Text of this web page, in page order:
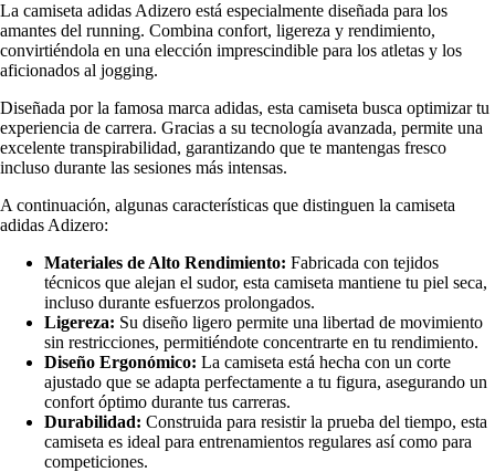
La camiseta adidas Adizero está especialmente diseñada para los
amantes del running. Combina confort, ligereza y rendimiento,
convirtiéndola en una elección imprescindible para los atletas y los
aficionados al jogging.
Diseñada por la famosa marca adidas, esta camiseta busca optimizar tu
experiencia de carrera. Gracias a su tecnología avanzada, permite una
excelente transpirabilidad, garantizando que te mantengas fresco
incluso durante las sesiones más intensas.
A continuación, algunas características que distinguen la camiseta
adidas Adizero:
Materiales de Alto Rendimiento: Fabricada con tejidos
técnicos que alejan el sudor, esta camiseta mantiene tu piel seca,
incluso durante esfuerzos prolongados.
Ligereza: Su diseño ligero permite una libertad de movimiento
sin restricciones, permitiéndote concentrarte en tu rendimiento.
Diseño Ergonómico: La camiseta está hecha con un corte
ajustado que se adapta perfectamente a tu figura, asegurando un
confort óptimo durante tus carreras.
Durabilidad: Construida para resistir la prueba del tiempo, esta
camiseta es ideal para entrenamientos regulares así como para
competiciones.